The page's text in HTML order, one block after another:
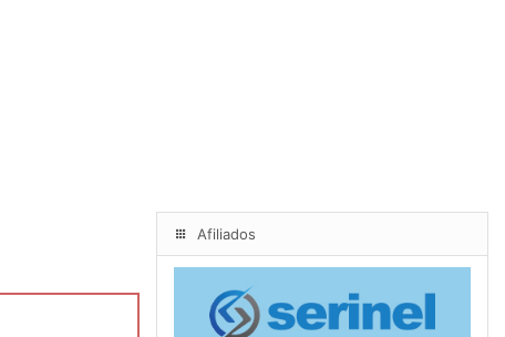
Afiliados